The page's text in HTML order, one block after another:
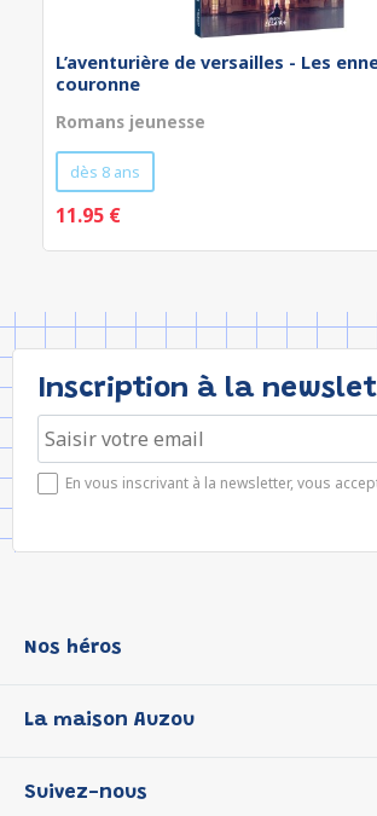
L’aventurière de versailles - Les
couronne
Romans jeunesse
dès 8 ans
11.95 €
Inscription à la
En vous inscrivant à la newsletter, vous
Nos héros
P'tit Loup
Les Influenceuses
La maison Auzou
Notre histoire
Suivez-nous